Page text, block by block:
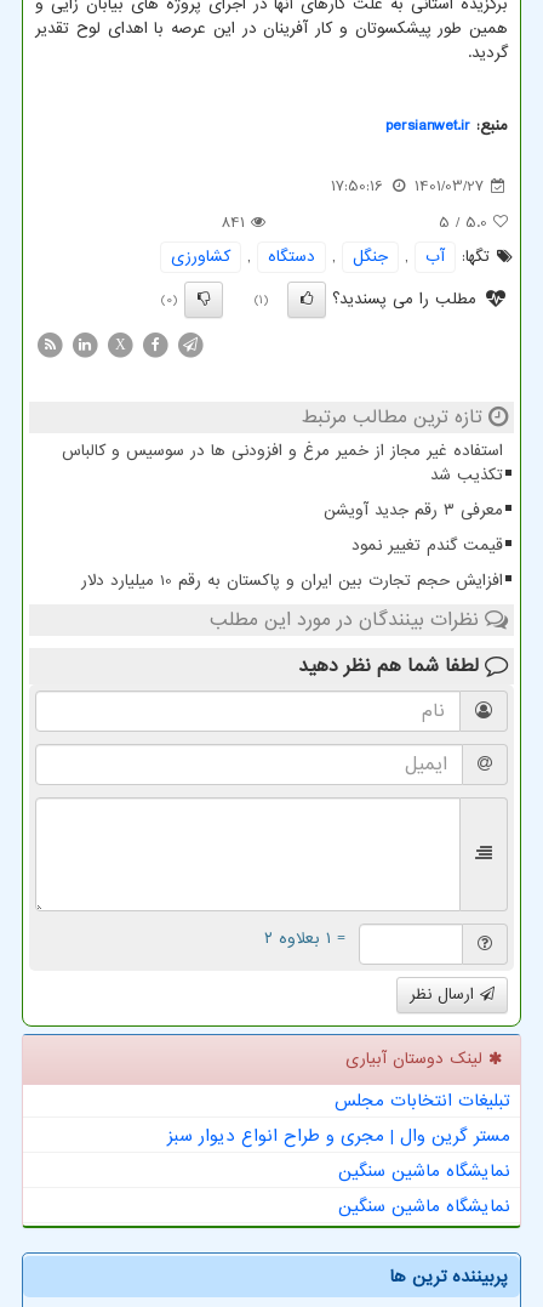
همین طور پیشکسوتان و کار آفرینان در این عرصه با اهدای لوح تقدیر
گردید.
منبع: persianwet.ir
1401/03/27
17:50:16
5.0
/ 5
841
تگها:
آب , جنگل , دستگاه ,
كشاورزی
مطلب را می پسندید؟
(1)
(0)
X
تازه ترین مطالب مرتبط
استفاده غیر مجاز از خمیر مرغ و افزودنی ها در سوسیس و کالباس
تکذیب شد
معرفی ۳ رقم جدید آویشن
قیمت گندم تغییر نمود
افزایش حجم تجارت بین ایران و پاکستان به رقم 10 میلیارد دلار
نظرات بینندگان در مورد این مطلب
لطفا شما هم نظر دهید
= ۱ بعلاوه ۲
ارسال نظر
لینک دوستان آبیاری
تبلیغات انتخابات مجلس
مستر گرین وال | مجری و طراح انواع دیوار سبز
نمایشگاه ماشین سنگین
نمایشگاه ماشین سنگین
پربیننده ترین ها